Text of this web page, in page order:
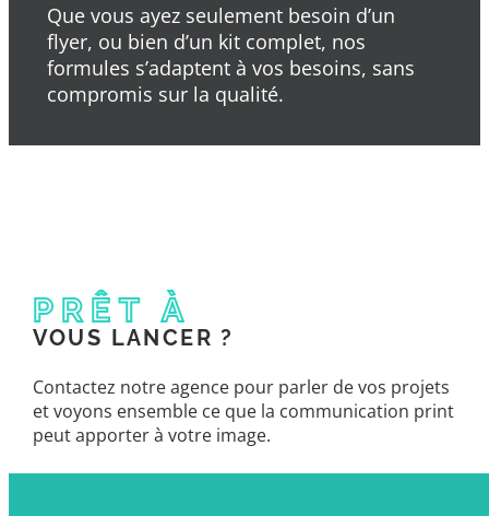
Que vous ayez seulement besoin d’un
flyer, ou bien d’un kit complet, nos
formules s’adaptent à vos besoins, sans
compromis sur la qualité.
PRÊT À
VOUS LANCER ?
Contactez notre agence pour parler de vos projets
et voyons ensemble ce que la communication print
peut apporter à votre image.